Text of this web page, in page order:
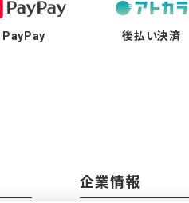
PayPay 後払い決済
企業情報